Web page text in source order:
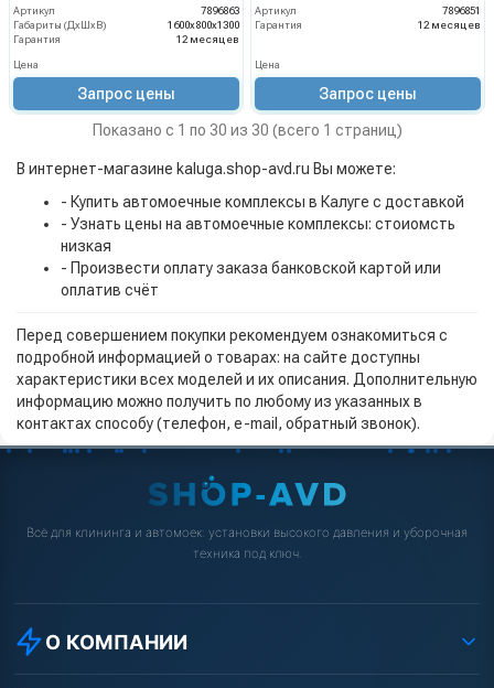
Артикул
7896863
Габариты (ДхШхВ)
1600х800х1300
Гарантия
12 месяцев
Цена
Запрос цены
Артикул
7896851
Гарантия
12 месяцев
Цена
Запрос цены
Показано с 1 по 30 из 30 (всего 1 страниц)
В интернет-магазине kaluga.shop-avd.ru Вы можете:
- Купить автомоечные комплексы в Калуге с доставкой
- Узнать цены на автомоечные комплексы: стоиомсть
низкая
- Произвести оплату заказа банковской картой или
оплатив счёт
Перед совершением покупки рекомендуем ознакомиться с
подробной информацией о товарах: на сайте доступны
характеристики всех моделей и их описания. Дополнительную
информацию можно получить по любому из указанных в
контактах способу (телефон, e-mail, обратный звонок).
Всё для клининга и автомоек: установки высокого давления и уборочная
техника под ключ.
О КОМПАНИИ
О компании